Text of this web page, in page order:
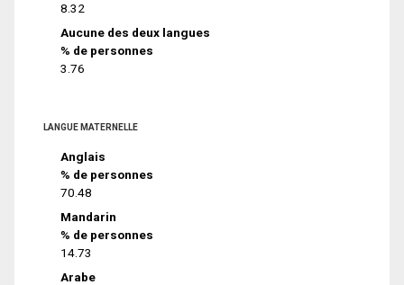
8.32
Aucune des deux langues
% de personnes
3.76
LANGUE MATERNELLE
Anglais
% de personnes
70.48
Mandarin
% de personnes
14.73
Arabe